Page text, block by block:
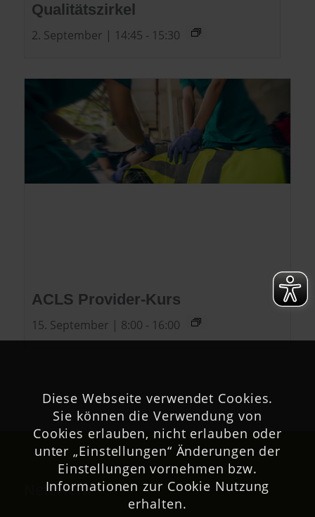
Qualitätszirkel
2. September | 14:45 - 15:30
ACLS Provider-Kurs
15. September | 8:00 - 16:00
Netzwerk
Diese Webseite verwendet Cookies.
Sie können die Verwendung von
Cookies erlauben, nicht erlauben oder
unter „Einstellungen“ Änderungen der
Einstellungen vornehmen bzw.
Informationen zur Cookie Nutzung
erhalten.